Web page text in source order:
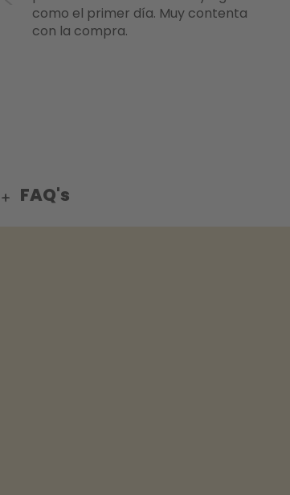
como el primer día. Muy contenta
con la compra.
FAQ's